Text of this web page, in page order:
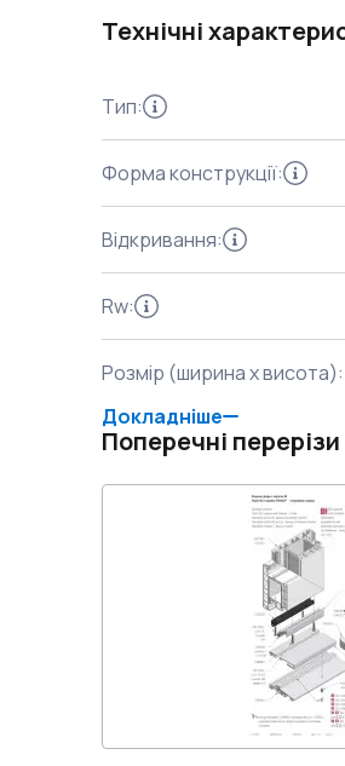
Технічні
Тип:
Форма конструкції:
Відкривання:
Rw:
Розмір (ширина x висота):
Докладніше
Поперечні перерізи